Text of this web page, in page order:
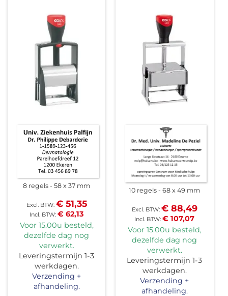
8 regels 58 x 37 mm
€ 62,13
€ 51,35
Voor 15.00u besteld,
dezelfde dag nog
verwerkt.
Leveringstermijn 1-3
werkdagen.
Verzending +
afhandeling.
10 regels 68 x 49 mm
€ 107,07
€ 88,49
Voor 15.00u besteld,
dezelfde dag nog
verwerkt.
Leveringstermijn 1-3
werkdagen.
Verzending +
afhandeling.